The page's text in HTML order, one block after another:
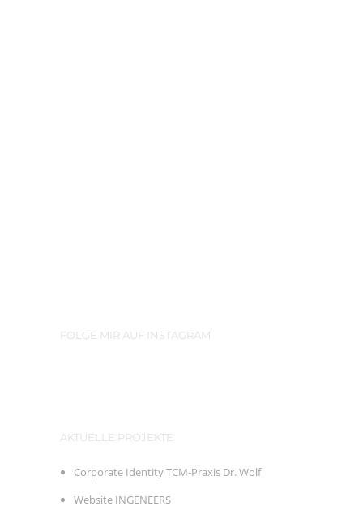
FOLGE MIR AUF INSTAGRAM
AKTUELLE PROJEKTE
Corporate Identity TCM-Praxis Dr. Wolf
Website INGENEERS